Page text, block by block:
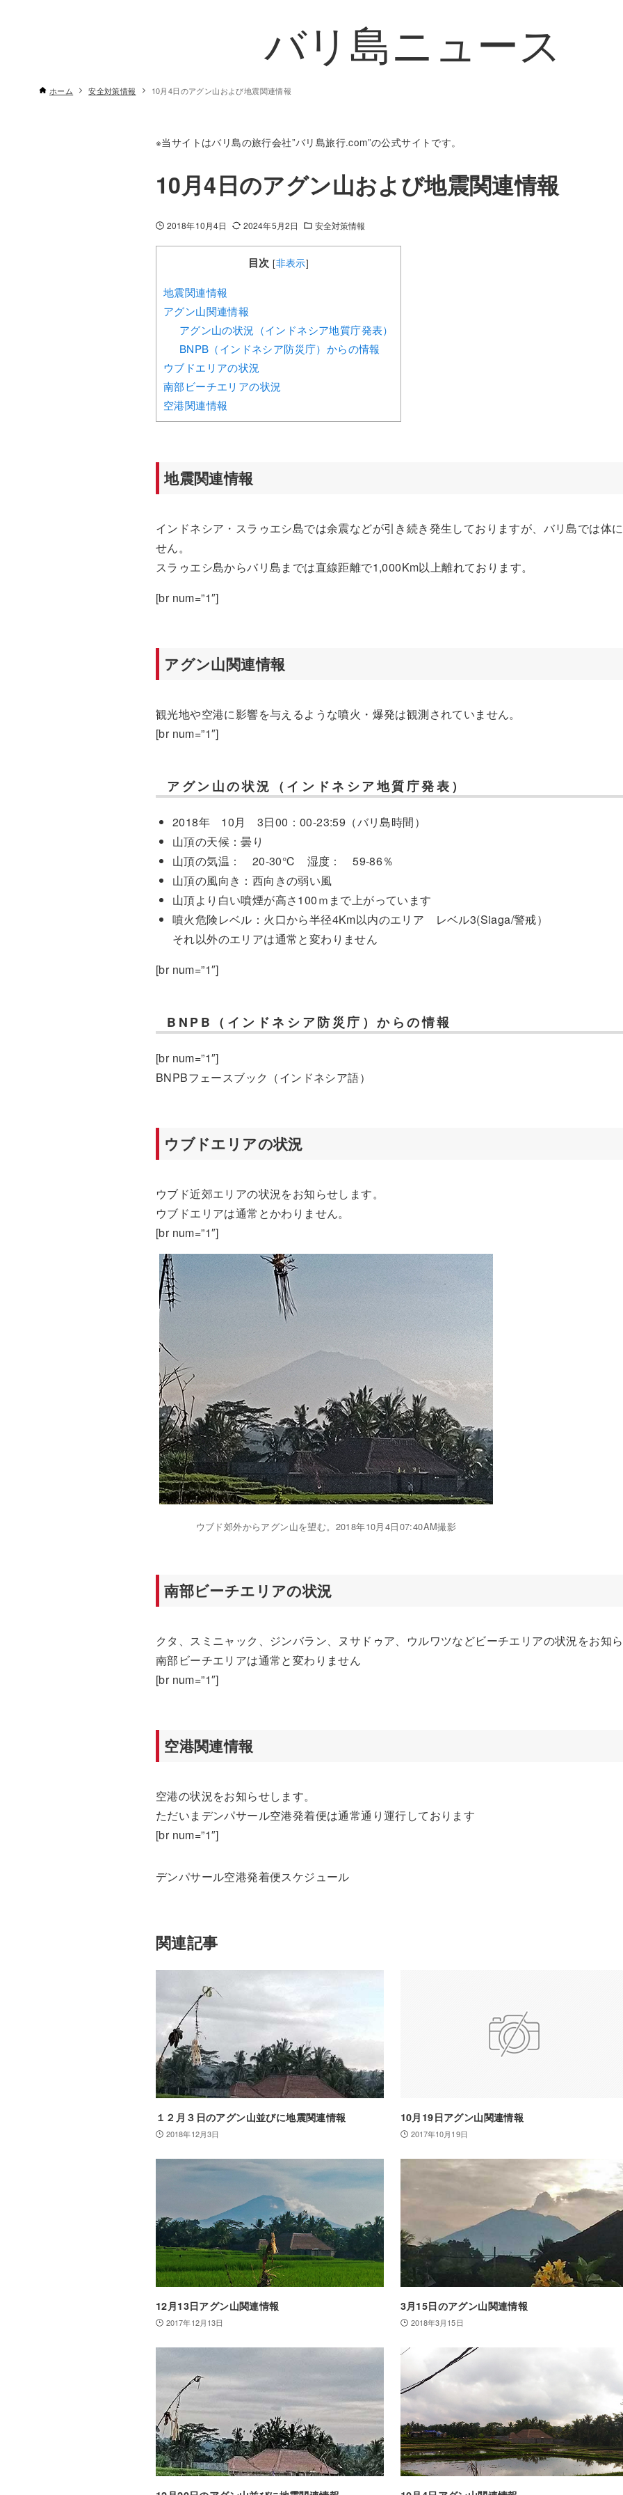
バリ島ニュース
ホーム 安全対策情報 10月4日のアグン山および地震関連情報
※当サイトはバリ島の旅行会社”バリ島旅行.com”の公式サイトです。
10月4日のアグン山および地震関連情報
2018年10月4日 2024年5月2日 安全対策情報
目次 [非表示]
地震関連情報
アグン山関連情報
アグン山の状況（インドネシア地質庁発表）
BNPB（インドネシア防災庁）からの情報
ウブドエリアの状況
南部ビーチエリアの状況
空港関連情報
地震関連情報
インドネシア・スラゥエシ島では余震などが引き続き発生しておりますが、バリ島では体
せん。
スラゥエシ島からバリ島までは直線距離で1,000Km以上離れております。
[br num=”1″]
アグン山関連情報
観光地や空港に影響を与えるような噴火・爆発は観測されていません。
[br num=”1″]
アグン山の状況（インドネシア地質庁発表）
2018年 10月 3日00：00-23:59（バリ島時間）
山頂の天候：曇り
山頂の気温： 20-30℃ 湿度： 59-86％
山頂の風向き：西向きの弱い風
山頂より白い噴煙が高さ100ｍまで上がっています
噴火危険レベル：火口から半径4Km以内のエリア レベル3(Siaga/警戒）
それ以外のエリアは通常と変わりません
[br num=”1″]
BNPB（インドネシア防災庁）からの情報
[br num=”1″]
BNPBフェースブック（インドネシア語）
ウブドエリアの状況
ウブド近郊エリアの状況をお知らせします。
ウブドエリアは通常とかわりません。
[br num=”1″]
ウブド郊外からアグン山を望む。2018年10月4日07:40AM撮影
南部ビーチエリアの状況
クタ、スミニャック、ジンバラン、ヌサドゥア、ウルワツなどビーチエリアの状況をお知ら
南部ビーチエリアは通常と変わりません
[br num=”1″]
空港関連情報
空港の状況をお知らせします。
ただいまデンパサール空港発着便は通常通り運行しております
[br num=”1″]
デンパサール空港発着便スケジュール
関連記事
１２月３日のアグン山並びに地震関連情報
2018年12月3日
10月19日アグン山関連情報
2017年10月19日
12月13日アグン山関連情報
2017年12月13日
3月15日のアグン山関連情報
2018年3月15日